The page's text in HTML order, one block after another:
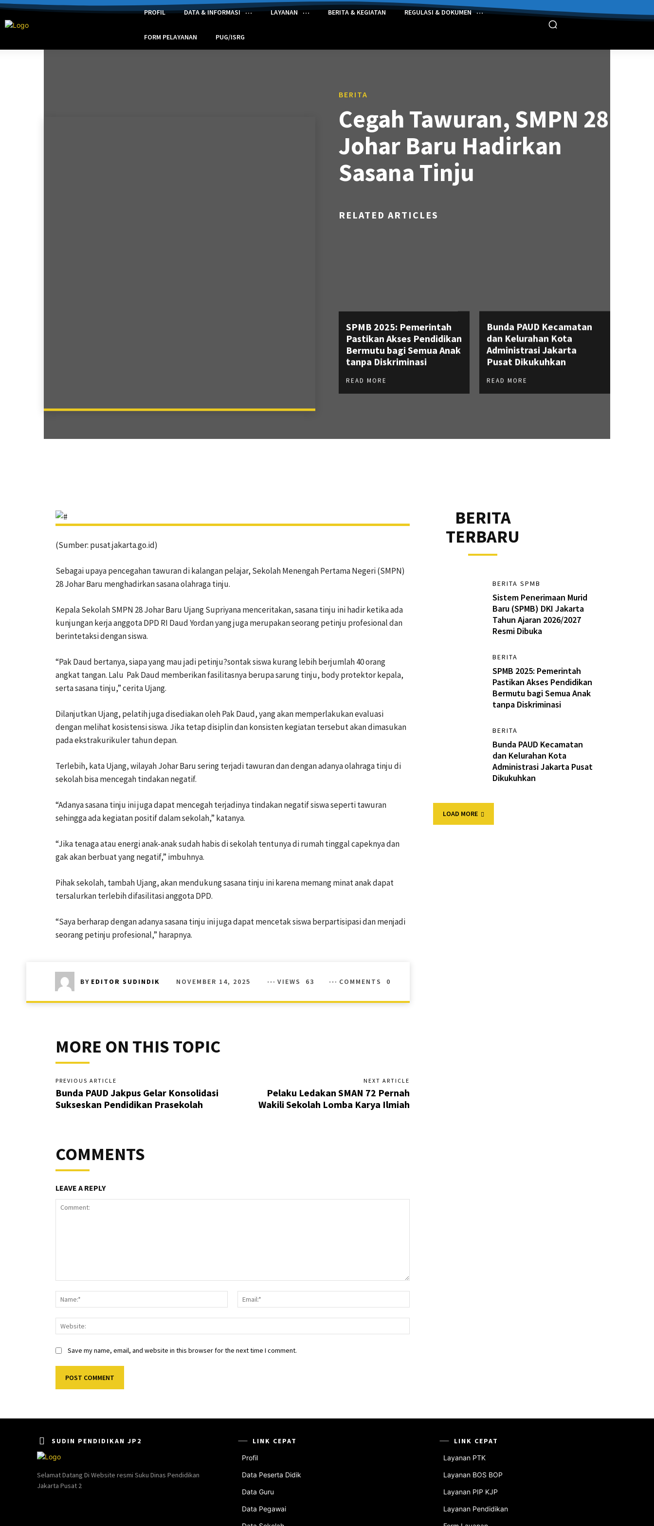
PROFIL DATA & INFORMASI LAYANAN BERITA & KEGIATAN REGULASI & DOKUMEN
FORM PELAYANAN PUG/ISRG
BERITA
Cegah Tawuran, SMPN 28
Johar Baru Hadirkan
Sasana Tinju
RELATED ARTICLES
SPMB 2025: Pemerintah
Pastikan Akses Pendidikan
Bermutu bagi Semua Anak
tanpa Diskriminasi
READ MORE
Bunda PAUD Kecamatan
dan Kelurahan Kota
Administrasi Jakarta
Pusat Dikukuhkan
READ MORE
(Sumber: pusat.jakarta.go.id)
Sebagai upaya pencegahan tawuran di kalangan pelajar, Sekolah Menengah Pertama Negeri (SMPN)
28 Johar Baru menghadirkan sasana olahraga tinju.
Kepala Sekolah SMPN 28 Johar Baru Ujang Supriyana menceritakan, sasana tinju ini hadir ketika ada
kunjungan kerja anggota DPD RI Daud Yordan yang juga merupakan seorang petinju profesional dan
berintetaksi dengan siswa.
“Pak Daud bertanya, siapa yang mau jadi petinju?sontak siswa kurang lebih berjumlah 40 orang
angkat tangan. Lalu Pak Daud memberikan fasilitasnya berupa sarung tinju, body protektor kepala,
serta sasana tinju,” cerita Ujang.
Dilanjutkan Ujang, pelatih juga disediakan oleh Pak Daud, yang akan memperlakukan evaluasi
dengan melihat kosistensi siswa. Jika tetap disiplin dan konsisten kegiatan tersebut akan dimasukan
pada ekstrakurikuler tahun depan.
Terlebih, kata Ujang, wilayah Johar Baru sering terjadi tawuran dan dengan adanya olahraga tinju di
sekolah bisa mencegah tindakan negatif.
“Adanya sasana tinju ini juga dapat mencegah terjadinya tindakan negatif siswa seperti tawuran
sehingga ada kegiatan positif dalam sekolah,” katanya.
“Jika tenaga atau energi anak-anak sudah habis di sekolah tentunya di rumah tinggal capeknya dan
gak akan berbuat yang negatif,” imbuhnya.
Pihak sekolah, tambah Ujang, akan mendukung sasana tinju ini karena memang minat anak dapat
tersalurkan terlebih difasilitasi anggota DPD.
“Saya berharap dengan adanya sasana tinju ini juga dapat mencetak siswa berpartisipasi dan menjadi
seorang petinju profesional,” harapnya.
BY EDITOR SUDINDIK NOVEMBER 14, 2025 VIEWS 63 COMMENTS 0
MORE ON THIS TOPIC
PREVIOUS ARTICLE
Bunda PAUD Jakpus Gelar Konsolidasi
Sukseskan Pendidikan Prasekolah
NEXT ARTICLE
Pelaku Ledakan SMAN 72 Pernah
Wakili Sekolah Lomba Karya Ilmiah
COMMENTS
LEAVE A REPLY
Name:*
Save my name, email, and website in this browser for the next time I comment.
BERITA
TERBARU
BERITA SPMB
Sistem Penerimaan Murid
Baru (SPMB) DKI Jakarta
Tahun Ajaran 2026/2027
Resmi Dibuka
BERITA
SPMB 2025: Pemerintah
Pastikan Akses Pendidikan
Bermutu bagi Semua Anak
tanpa Diskriminasi
BERITA
Bunda PAUD Kecamatan
dan Kelurahan Kota
Administrasi Jakarta Pusat
Dikukuhkan
LOAD MORE
SUDIN PENDIDIKAN JP2
Selamat Datang Di Website resmi Suku Dinas Pendidikan
Jakarta Pusat 2
LINK CEPAT
Profil
Data Peserta Didik
Data Guru
Data Pegawai
LINK CEPAT
Layanan PTK
Layanan BOS BOP
Layanan PIP KJP
Layanan Pendidikan